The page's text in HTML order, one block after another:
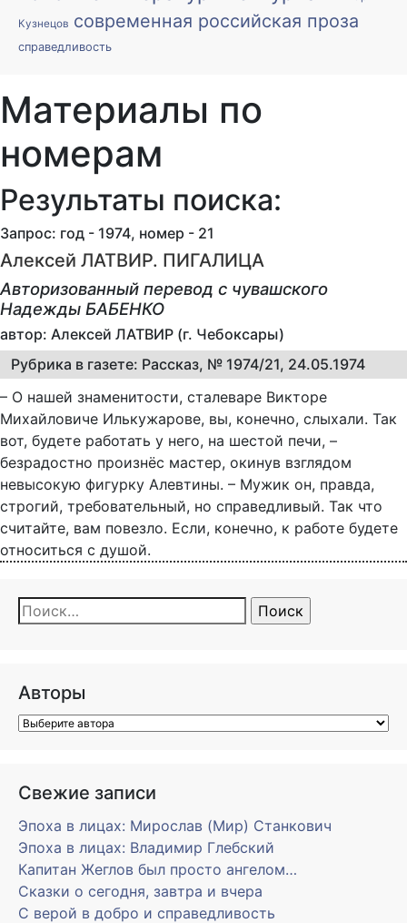
Кузнецов современная российская проза
справедливость
Материалы по
номерам
Результаты поиска:
Запрос: год - 1974, номер - 21
Алексей ЛАТВИР. ПИГАЛИЦА
Авторизованный перевод c чувашского
Надежды БАБЕНКО
автор: Алексей ЛАТВИР (г. Чебоксары)
Рубрика в газете: Рассказ, № 1974/21, 24.05.1974
– О нашей знаменитости, сталеваре Викторе
Михайловиче Илькужарове, вы, конечно, слыхали. Так
вот, будете работать у него, на шестой печи, –
безрадостно произнёс мастер, окинув взглядом
невысокую фигурку Алевтины. – Мужик он, правда,
строгий, требовательный, но справедливый. Так что
считайте, вам повезло. Если, конечно, к работе будете
относиться с душой.
Найти:
Авторы
Свежие записи
Эпоха в лицах: Мирослав (Мир) Станкович
Эпоха в лицах: Владимир Глебский
Капитан Жеглов был просто ангелом…
Сказки о сегодня, завтра и вчера
С верой в добро и справедливость